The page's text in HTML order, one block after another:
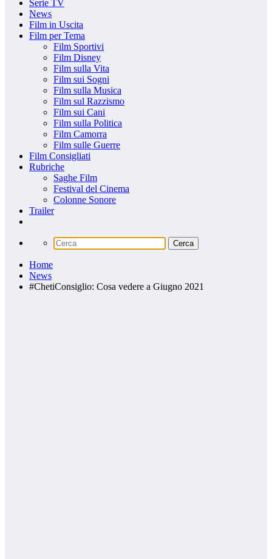
Serie TV
News
Film in Uscita
Film per Tema
Film Sportivi
Film Disney
Film sulla Vita
Film sui Sogni
Film sulla Musica
Film sul Razzismo
Film sui Cani
Film sulla Politica
Film Camorra
Film sulle Guerre
Film Consigliati
Rubriche
Saghe Film
Festival del Cinema
Colonne Sonore
Trailer
Home
News
#ChetiConsiglio: Cosa vedere a Giugno 2021